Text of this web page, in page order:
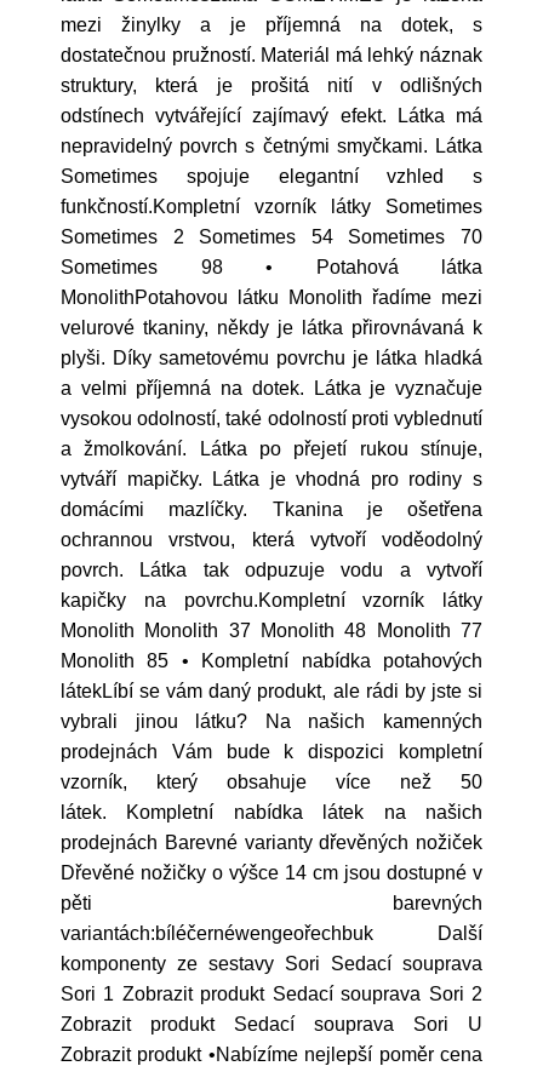
mezi žinylky a je příjemná na dotek, s
dostatečnou pružností. Materiál má lehký náznak
struktury, která je prošitá nití v odlišných
odstínech vytvářející zajímavý efekt. Látka má
nepravidelný povrch s četnými smyčkami. Látka
Sometimes spojuje elegantní vzhled s
funkčností.Kompletní vzorník látky Sometimes
Sometimes 2 Sometimes 54 Sometimes 70
Sometimes 98 • Potahová látka
MonolithPotahovou látku Monolith řadíme mezi
velurové tkaniny, někdy je látka přirovnávaná k
plyši. Díky sametovému povrchu je látka hladká
a velmi příjemná na dotek. Látka je vyznačuje
vysokou odolností, také odolností proti vyblednutí
a žmolkování. Látka po přejetí rukou stínuje,
vytváří mapičky. Látka je vhodná pro rodiny s
domácími mazlíčky. Tkanina je ošetřena
ochrannou vrstvou, která vytvoří voděodolný
povrch. Látka tak odpuzuje vodu a vytvoří
kapičky na povrchu.Kompletní vzorník látky
Monolith Monolith 37 Monolith 48 Monolith 77
Monolith 85 • Kompletní nabídka potahových
látekLíbí se vám daný produkt, ale rádi by jste si
vybrali jinou látku? Na našich kamenných
prodejnách Vám bude k dispozici kompletní
vzorník, který obsahuje více než 50
látek. Kompletní nabídka látek na našich
prodejnách Barevné varianty dřevěných nožiček
Dřevěné nožičky o výšce 14 cm jsou dostupné v
pěti barevných
variantách:bíléčernéwengeořechbuk Další
komponenty ze sestavy Sori Sedací souprava
Sori 1 Zobrazit produkt Sedací souprava Sori 2
Zobrazit produkt Sedací souprava Sori U
Zobrazit produkt •Nabízíme nejlepší poměr cena